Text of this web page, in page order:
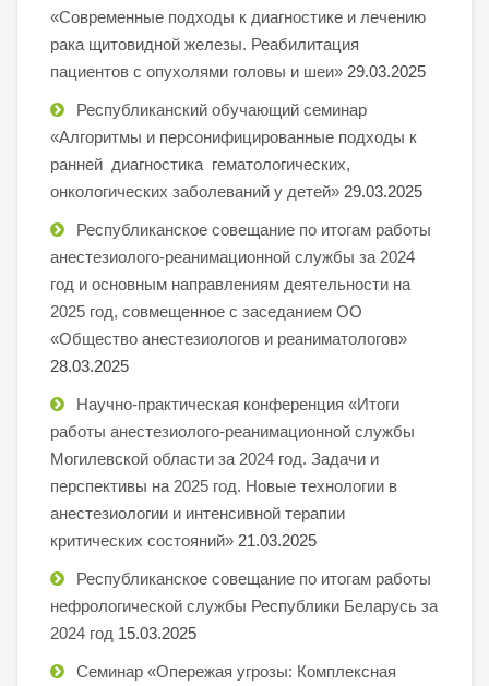
«Современные подходы к диагностике и лечению
рака щитовидной железы. Реабилитация
пациентов с опухолями головы и шеи» 29.03.2025
Республиканский обучающий семинар
«Алгоритмы и персонифицированные подходы к
ранней диагностика гематологических,
онкологических заболеваний у детей» 29.03.2025
Республиканское совещание по итогам работы
анестезиолого-реанимационной службы за 2024
год и основным направлениям деятельности на
2025 год, совмещенное с заседанием ОО
«Общество анестезиологов и реаниматологов»
28.03.2025
Научно-практическая конференция «Итоги
работы анестезиолого-реанимационной службы
Могилевской области за 2024 год. Задачи и
перспективы на 2025 год. Новые технологии в
анестезиологии и интенсивной терапии
критических состояний» 21.03.2025
Республиканское совещание по итогам работы
нефрологической службы Республики Беларусь за
2024 год 15.03.2025
Семинар «Опережая угрозы: Комплексная